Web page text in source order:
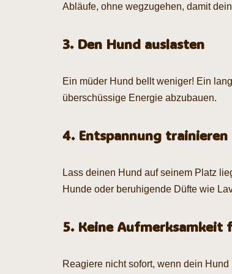
Abläufe, ohne wegzugehen, damit
3. Den Hund auslasten
Ein müder Hund bellt weniger! Ein
überschüssige Energie abzubauen.
4. Entspannung trainieren
Lass deinen Hund auf seinem Platz
Hunde oder beruhigende Düfte wie
5. Keine Aufmerksamkeit
Reagiere nicht sofort, wenn dein